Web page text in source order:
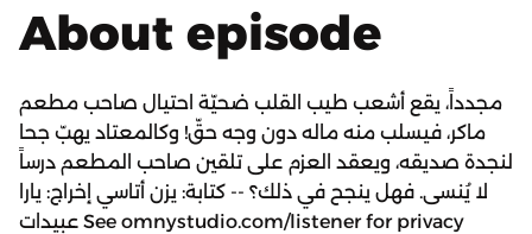
About episode
مجدداً، يقع أشعب طيب القلب ضحيّة احتيال صاحب مطعم
ماكر، فيسلب منه ماله دون وجه حقّ! وكالمعتاد يهبّ جحا
لنجدة صديقه، ويعقد العزم على تلقين صاحب المطعم درساً
لا يُنسى. فهل ينجح في ذلك؟ -- كتابة: يزن أتاسي إخراج: يارا
عبيدات See omnystudio.com/listener for privacy